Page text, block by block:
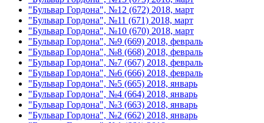
"Бульвар Гордона", №12 (672) 2018, март
"Бульвар Гордона", №11 (671) 2018, март
"Бульвар Гордона", №10 (670) 2018, март
"Бульвар Гордона", №9 (669) 2018, февраль
"Бульвар Гордона", №8 (668) 2018, февраль
"Бульвар Гордона", №7 (667) 2018, февраль
"Бульвар Гордона", №6 (666) 2018, февраль
"Бульвар Гордона", №5 (665) 2018, январь
"Бульвар Гордона", №4 (664) 2018, январь
"Бульвар Гордона", №3 (663) 2018, январь
"Бульвар Гордона", №2 (662) 2018, январь